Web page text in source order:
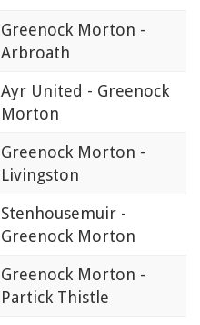
Greenock Morton -
Arbroath
Ayr United - Greenock
Morton
Greenock Morton -
Livingston
Stenhousemuir -
Greenock Morton
Greenock Morton -
Partick Thistle